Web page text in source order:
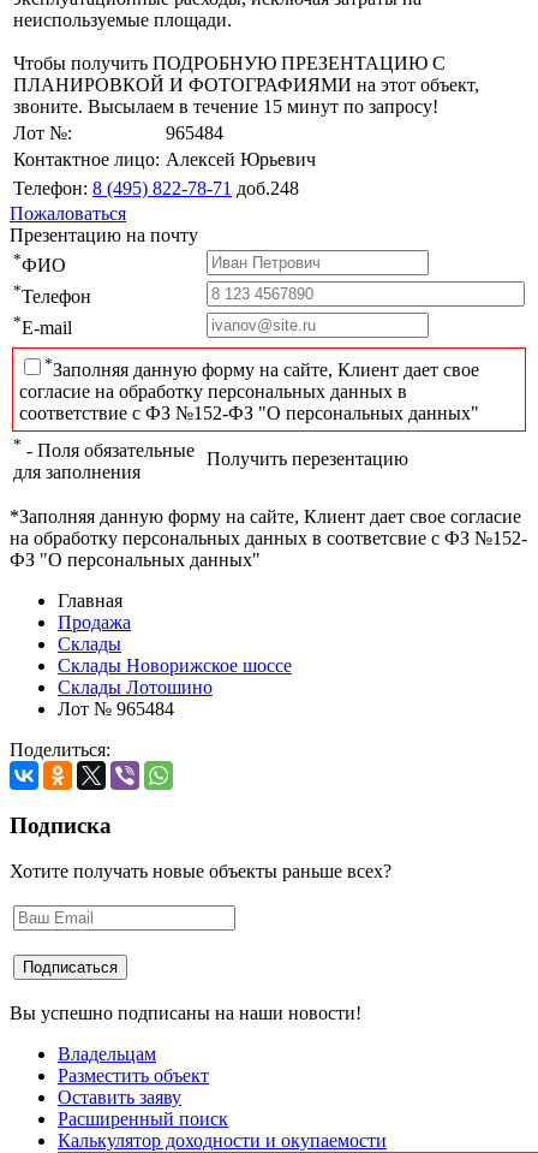
неиспользуемые площади.
Чтобы получить ПОДРОБНУЮ ПРЕЗЕНТАЦИЮ С
ПЛАНИРОВКОЙ И ФОТОГРАФИЯМИ на этот объект,
звоните. Высылаем в течение 15 минут по запросу!
Лот №:
965484
Контактное лицо: Алексей Юрьевич
Телефон: 8 (495) 822-78-71 доб.248
Пожаловаться
Презентацию на почту
*ФИО
*Телефон
*E-mail
*Заполняя данную форму на сайте, Клиент дает свое
согласие на обработку персональных данных в
соответствие с ФЗ №152-ФЗ "О персональных данных"
* - Поля обязательные
для заполнения
Получить перезентацию
*Заполняя данную форму на сайте, Клиент дает свое согласие
на обработку персональных данных в соответсвие с ФЗ №152-
ФЗ "О персональных данных"
Главная
Продажа
Склады
Склады Новорижское шоссе
Склады Лотошино
Лот № 965484
Поделиться:
Подписка
Хотите получать новые объекты раньше всех?
Вы успешно подписаны на наши новости!
Владельцам
Разместить объект
Оставить заяву
Расширенный поиск
Калькулятор доходности и окупаемости